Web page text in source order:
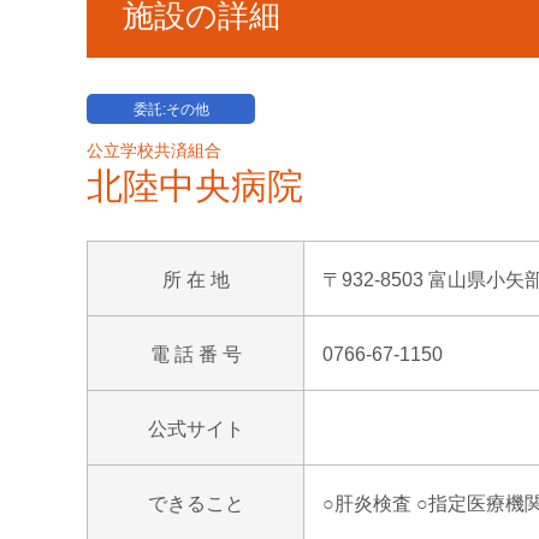
施設の詳細
委託:その他
公立学校共済組合
北陸中央病院
所 在 地 〒932-8503 富山県小矢
電 話 番 号 0766-67-1150
公式サイト
できること ○肝炎検査 ○指定医療機